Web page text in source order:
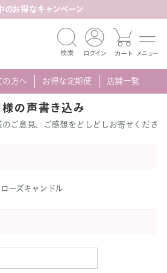
のお得なキャンペーン
の方へ お得な定期便 店舗一覧
の声書き込み
ご意見、ご感想をどしどしお寄せくださ
ローズキャンドル